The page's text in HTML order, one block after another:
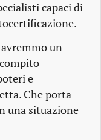
capaci di
un
e
Che porta
una situazione